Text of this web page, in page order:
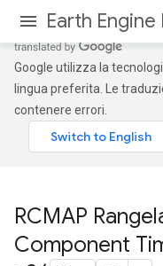
Earth
Google utilizza la
lingua preferita. Le
contenere errori.
RCMAP
Component